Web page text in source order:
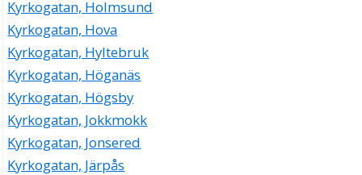
Kyrkogatan, Holmsund
Kyrkogatan, Hova
Kyrkogatan, Hyltebruk
Kyrkogatan, Höganäs
Kyrkogatan, Högsby
Kyrkogatan, Jokkmokk
Kyrkogatan, Jonsered
Kyrkogatan, Järpås